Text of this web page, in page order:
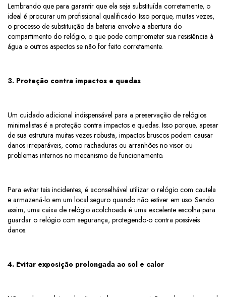
Lembrando que para garantir que ela seja substituída corretamente, o
ideal é procurar um profissional qualificado. Isso porque, muitas vezes,
o processo de substituição da bateria envolve a abertura do
compartimento do relógio, o que pode comprometer sua resistência à
água e outros aspectos se não for feito corretamente.
3. Proteção contra impactos e quedas
Um cuidado adicional indispensável para a preservação de relógios
minimalistas é a proteção contra impactos e quedas. Isso porque, apesar
de sua estrutura muitas vezes robusta, impactos bruscos podem causar
danos irreparáveis, como rachaduras ou arranhões no visor ou
problemas internos no mecanismo de funcionamento.
Para evitar tais incidentes, é aconselhável utilizar o relógio com cautela
e armazená-lo em um local seguro quando não estiver em uso. Sendo
assim, uma caixa de relógio acolchoada é uma excelente escolha para
guardar o relógio com segurança, protegendo-o contra possíveis
danos.
4. Evitar exposição prolongada ao sol e calor